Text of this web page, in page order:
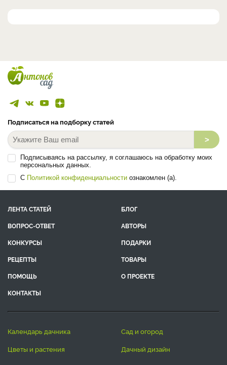
Подписаться на подборку статей
>
Подписываясь на рассылку, я соглашаюсь на обработку моих
персональных данных.
С Политикой конфиденциальности ознакомлен (а).
ЛЕНТА СТАТЕЙ
БЛОГ
ВОПРОС-ОТВЕТ
АВТОРЫ
КОНКУРСЫ
ПОДАРКИ
РЕЦЕПТЫ
ТОВАРЫ
ПОМОЩЬ
О ПРОЕКТЕ
КОНТАКТЫ
календарь дачника
сад и огород
цветы и растения
дачный дизайн